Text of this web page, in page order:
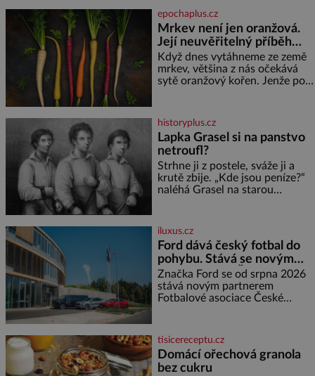
vznikl hladký
se o nenáročného klidného
ptáčka, který většinu dne jen
posedává. Hodně času tráví na
zemi, kde sbírá zbytky semínek
Jeho domovinou je prakticky
celá Austrálie s výjimkou
pobřežní oblasti.
epochaplus.cz
Mrkev není jen oranžová.
Její neuvěřitelný příběh
začíná fialovou barvou
Když dnes vytáhneme ze země
mrkev, většina z nás očekává
sytě oranžový kořen. Jenže po
oranžová. Je fialová, žlutá, bílá,
někdy dokonce téměř černá. Až
díky stovkám let pečlivého
šlechtění se z ní stává zelenina,
bez které si českou zahradu ani
nedokážeme představit. Její
příběh je
historyplus.cz
Lapka Grasel si na panstvo
netroufl?
Strhne ji z postele, sváže ji a
krutě zbije. „Kde jsou peníze?“
naléhá Grasel na starou
nemůže, protože žádné nemá,
spokojí se lupič s několika
měďáky a štůčky látky. Zraněná
žena pár dní nato umírá. Je to
muž nebývale krutý. Jeho činy
budí hrůzu ještě dlouho po jeho
smrti
iluxus.cz
Ford dává český fotbal do
pohybu. Stává se novým
partnerem FAČR
Značka Ford se od srpna 2026
stává novým partnerem
Fotbalové asociace České
asociace, reprezentačních týmů
i českého fotbalu v regionech.
Partner
tisicereceptu.cz
Domácí ořechová granola
bez cukru